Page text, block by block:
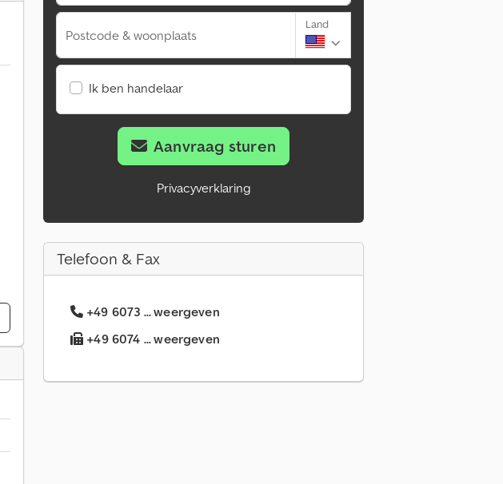
Postcode & woonplaats
Land
Ik ben handelaar
Aanvraag sturen
Privacyverklaring
Telefoon & Fax
+49 6073 ... weergeven
+49 6074 ... weergeven